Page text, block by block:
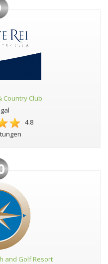
Country Club
4.8
and Golf Resort